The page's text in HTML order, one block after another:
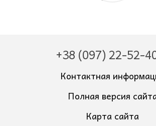
+38 (097) 22-52-
Контактная
Полная версия
Карта сайта